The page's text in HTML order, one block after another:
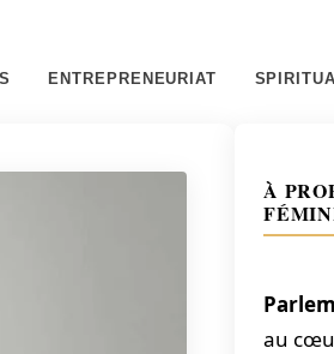
ENTREPRENEURIAT
À
au